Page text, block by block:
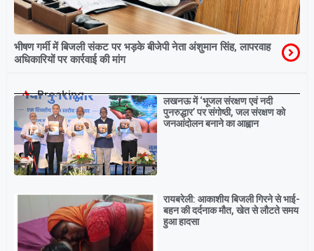
भीषण गर्मी में बिजली संकट पर भड़के बीजेपी नेता अंशुमान सिंह, लापरवाह
अधिकारियों पर कार्रवाई की मांग
Breaking
लखनऊ में ‘भूजल संरक्षण एवं नदी
पुनरुद्धार’ पर संगोष्ठी, जल संरक्षण को
जनआंदोलन बनाने का आह्वान
रायबरेली: आकाशीय बिजली गिरने से भाई-
बहन की दर्दनाक मौत, खेत से लौटते समय
हुआ हादसा